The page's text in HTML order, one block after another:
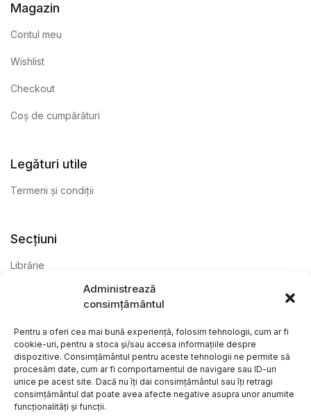
Administrează
consimțământul
Pentru a oferi cea mai bună experiență, folosim tehnologii, cum ar fi
cookie-uri, pentru a stoca și/sau accesa informațiile despre
dispozitive. Consimțământul pentru aceste tehnologii ne permite să
procesăm date, cum ar fi comportamentul de navigare sau ID-uri
unice pe acest site. Dacă nu îți dai consimțământul sau îți retragi
consimțământul dat poate avea afecte negative asupra unor anumite
funcționalități și funcții.
Magazin
Contul meu
Wishlist
Checkout
Coș de cumpărături
Legături utile
Termeni și condiții
Secțiuni
Librărie
@ Librăria Arcana. Toate drepturile rezervate. Site creat de